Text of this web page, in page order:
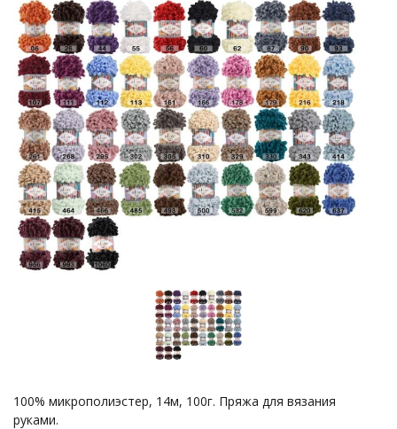
100% микрополиэстер, 14м, 100г. Пряжа для вязания
руками.